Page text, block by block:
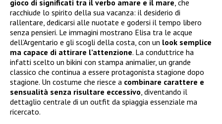
gioco di significati tra il verbo amare e il mare , che
racchiude lo spirito della sua vacanza: il desiderio di
rallentare, dedicarsi alle nuotate e godersi il tempo libero
senza pensieri. Le immagini mostrano Elisa tra le acque
dell’Argentario e gli scogli della costa, con un look semplice
ma capace di attirare l’attenzione. La conduttrice ha
infatti scelto un bikini con stampa animalier, un grande
classico che continua a essere protagonista stagione dopo
stagione. Un costume che riesce a combinare carattere e
sensualità senza risultare eccessivo , diventando il
dettaglio centrale di un outfit da spiaggia essenziale ma
ricercato.